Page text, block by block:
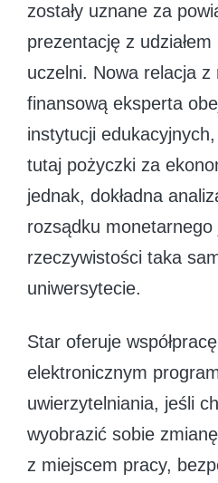
zostały uznane za
prezentację z
uczelni. Nowa relacja z
finansową eksperta
instytucji
tutaj pożyczki za
jednak, dokładna
rozsądku monetarnego
rzeczywistości taka
uniwersytecie.
Star oferuje
elektronicznym
uwierzytelniania, jeśli
wyobrazić sobie
z miejscem pracy,